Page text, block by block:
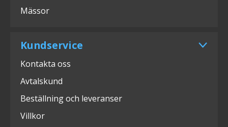
Mässor
Kundservice
Kontakta oss
Avtalskund
Beställning och leveranser
Villkor